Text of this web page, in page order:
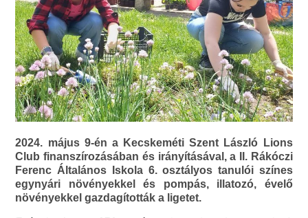
2024. május 9-én a Kecskeméti Szent László Lions
Club finanszírozásában és irányításával, a II. Rákóczi
Ferenc Általános Iskola 6. osztályos tanulói színes
egynyári növényekkel és pompás, illatozó, évelő
növényekkel gazdagították a ligetet.